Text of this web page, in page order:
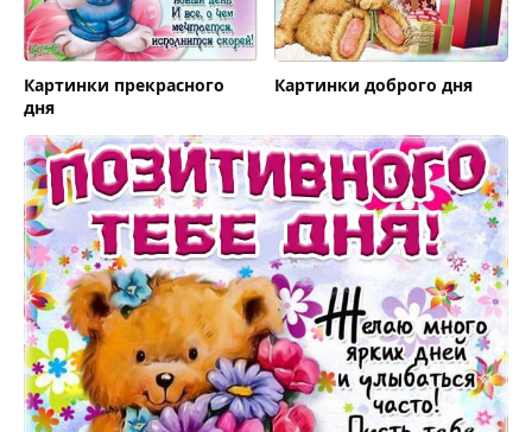
Картинки прекрасного
дня
Картинки доброго дня